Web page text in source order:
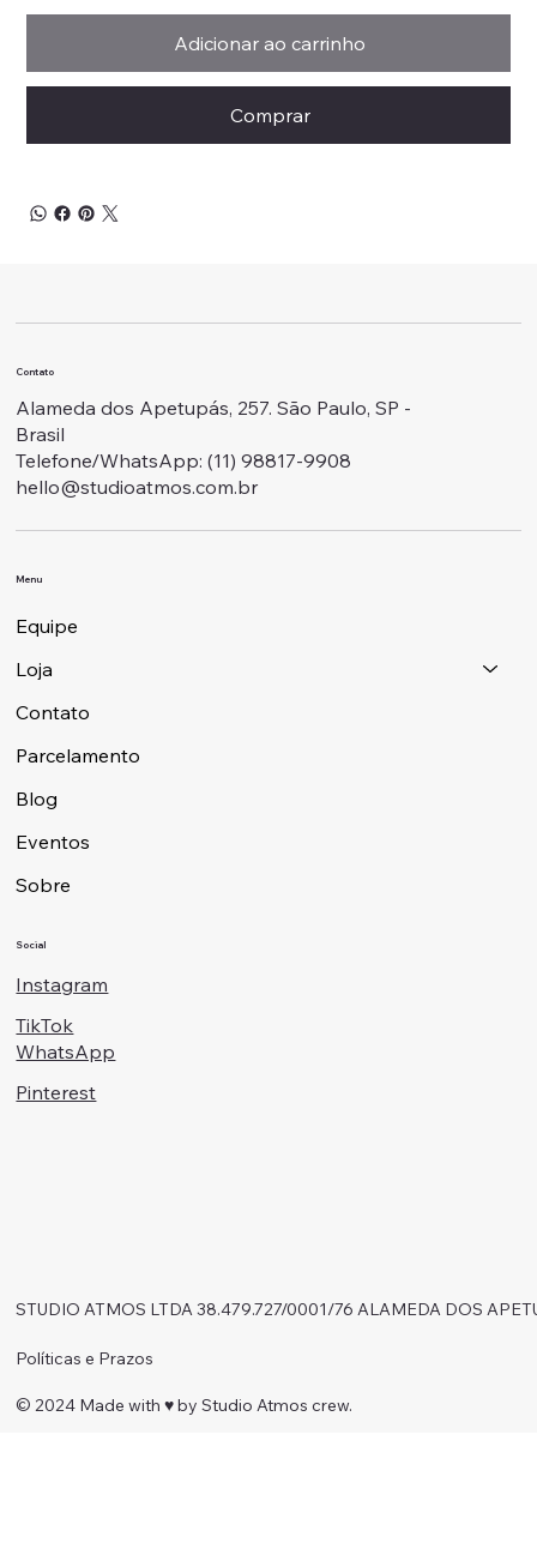
Adicionar ao carrinho
Comprar
Contato
Alameda dos Apetupás, 257. São Paulo, SP -
Brasil
Telefone/WhatsApp: ‭(11) 98817-9908
hello@studioatmos.com.br
Menu
Equipe
Loja
Contato
Parcelamento
Blog
Eventos
Sobre
Social
Instagram
TikTok
WhatsApp
Pinterest
STUDIO ATMOS LTDA 38.479.727/0001/76 ALAMEDA DOS
Políticas e Prazos
© 2024 Made with ♥︎ by Studio Atmos crew.